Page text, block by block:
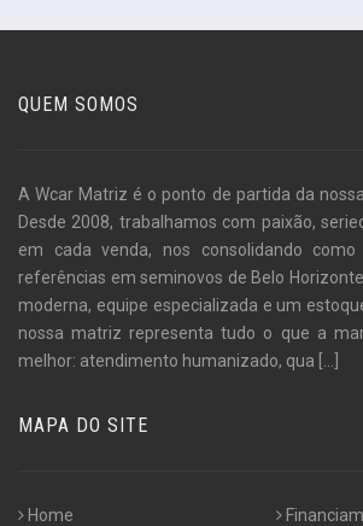
QUEM SOMOS
A Wcar Matriz é o ponto de partida da
Desde 2008, trabalhamos com paixão,
em cada venda, nos consolidando
referências em seminovos de Belo
moderna, equipe especializada e um
nossa matriz representa tudo o que a
melhor: atendimento humanizado, qua [...]
MAPA DO SITE
Home